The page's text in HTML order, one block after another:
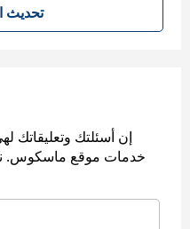
تحديث الصفحة
إن أسئلتك وتعليقاتك
خدمات موقع ماسكوس.